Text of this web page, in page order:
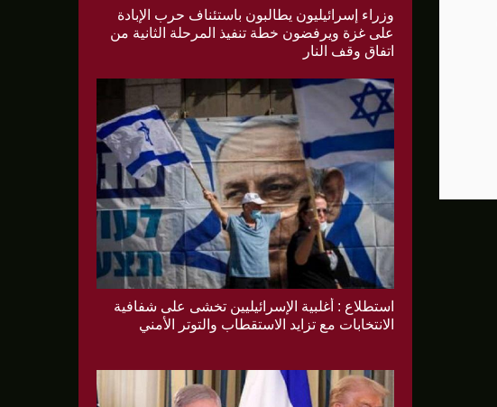
وزراء إسرائيليون يطالبون باستئناف حرب الإبادة
على غزة ويرفضون خطة تنفيذ المرحلة الثانية من
اتفاق وقف النار
استطلاع : أغلبية الإسرائيليين تخشى على شفافية
الانتخابات مع تزايد الاستقطاب والتوتر الأمني